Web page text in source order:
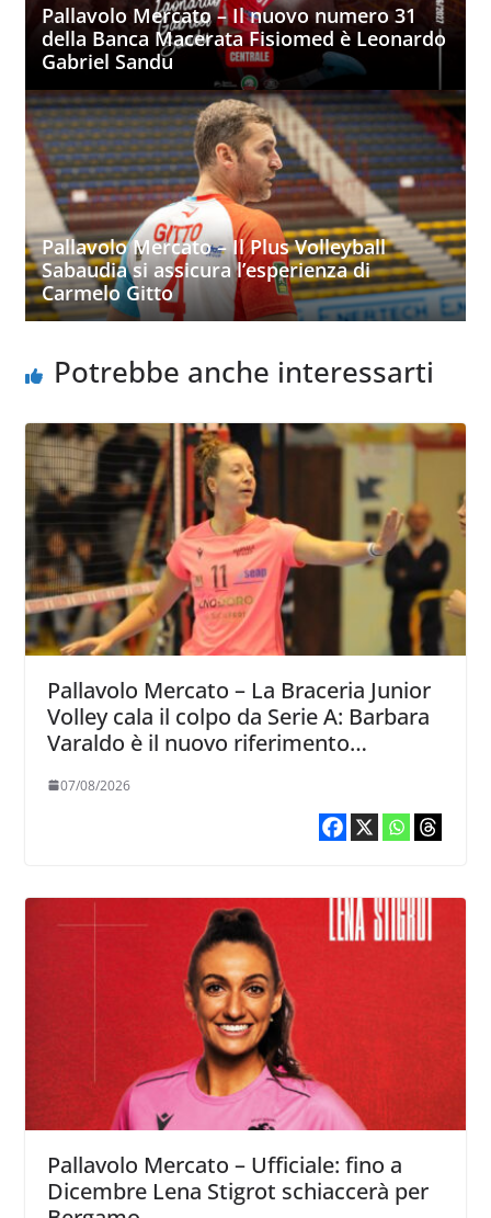
Pallavolo Mercato – Il nuovo numero 31
della Banca Macerata Fisiomed è Leonardo
Gabriel Sandu
Pallavolo Mercato – Il Plus Volleyball
Sabaudia si assicura l’esperienza di
Carmelo Gitto
Potrebbe anche interessarti
Pallavolo Mercato – La Braceria Junior
Volley cala il colpo da Serie A: Barbara
Varaldo è il nuovo riferimento
07/08/2026
Pallavolo Mercato – Ufficiale: fino a
Dicembre Lena Stigrot schiaccerà per